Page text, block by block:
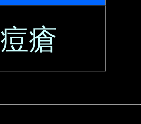
痘瘡